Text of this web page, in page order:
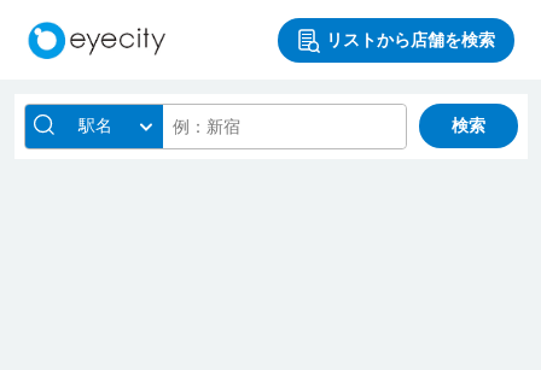
リストから店舗を検索
駅名 検索